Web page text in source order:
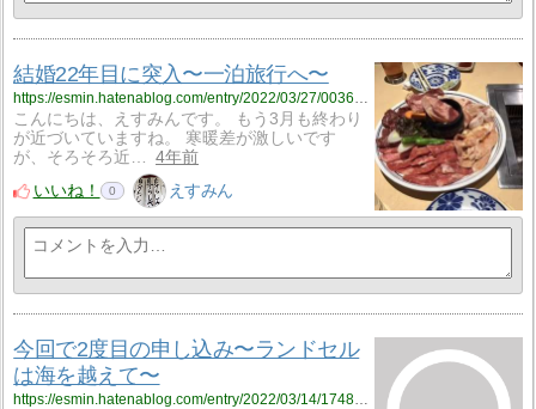
結婚22年目に突入〜一泊旅行へ〜
こんにちは、えすみんです。 もう3月も終わり
が近づいていますね。 寒暖差が激しいです
が、そろそろ近…
4年前
いいね！
0 えすみん
今回で2度目の申し込み〜ランドセル
は海を越えて〜
https://esmin.hatenablog.com/entry/2022/03/14/174859